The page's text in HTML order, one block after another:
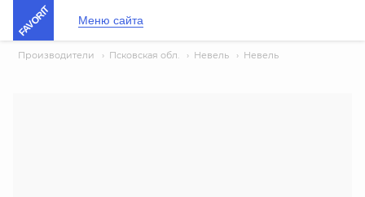
FAVORIT Меню сайта
Производители › Псковская обл. › Невель › Невель